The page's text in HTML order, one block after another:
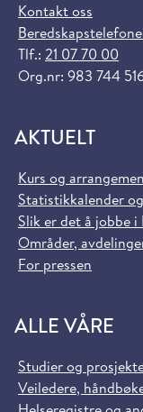
Kontakt oss
Tlf.: 21 07 70 00
Org.nr: 983 744
AKTUELT
Kurs og
Statistikkalender
Slik er det å jobbe
Områder,
For pressen
ALLE VÅRE
Studier og
Veiledere,